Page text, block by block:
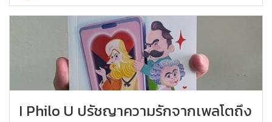
I Philo U ปรัชญาความรักจากเพลโตถึง